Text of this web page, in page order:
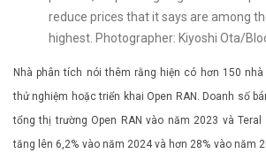
reduce prices that it says are among
highest. Photographer: Kiyoshi Ota/
Nhà phân tích nói thêm rằng hiện có hơn 150
thử nghiệm hoặc triển khai Open RAN. Doanh số
tổng thị trường Open RAN vào năm 2023 và
tăng lên 6,2% vào năm 2024 và hơn 28% vào năm